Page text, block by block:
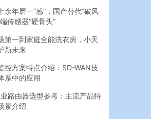
余年磨一“感”，国产替代“破风
传感器“硬骨头”
第一到家庭全能洗衣房，小天
新未来
控方案特点介绍：SD-WAN技
系中的应用
路由器选型参考：主流产品特
景介绍